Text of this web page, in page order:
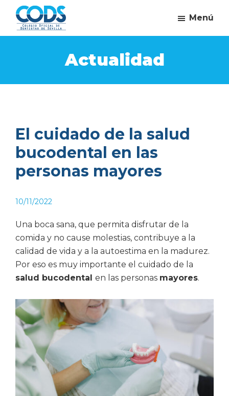
Saltar
contenido
Saltar
la
principal
Saltar
pieVe
Campaña
Sevilla
Menú
Actualidad
El cuidado de la salud
bucodental en las
personas mayores
10/11/2022
Una boca sana, que permita disfrutar de la
comida y no cause molestias, contribuye a la
calidad de vida y a la autoestima en la madurez.
Por eso es muy importante el cuidado de la
salud bucodental en las personas mayores.